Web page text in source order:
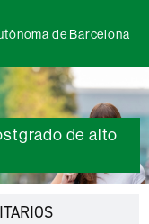
de Barcelona
de alto
Desplegar